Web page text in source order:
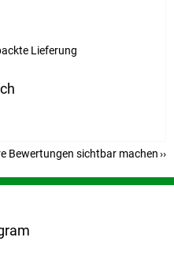
beträgt 5 von 5 Sternen.
Lieferung
beträgt 5 von 5 Sternen.
Bewertungen sichtbar machen